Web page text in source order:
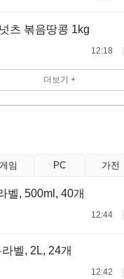
츠 볶음땅콩 1kg
12:18
더보기 +
게임 PC 가전
벨, 500ml, 40개
12:44
벨, 2L, 24개
12:42